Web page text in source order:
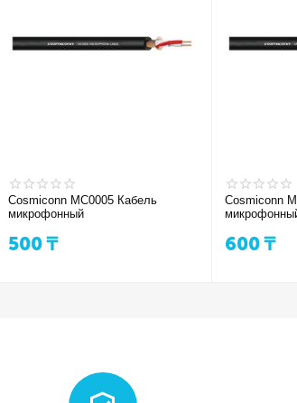
Cosmiconn MC0005 Кабель
микрофонный
500₸
Cosmiconn
600₸